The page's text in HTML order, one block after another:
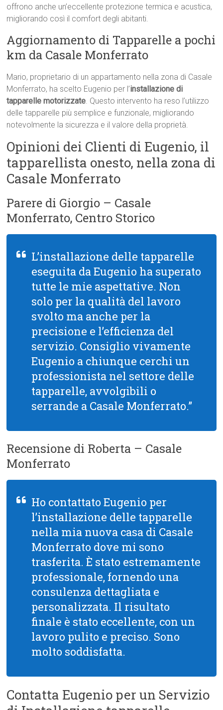
offrono anche un’eccellente protezione termica e acustica,
migliorando così il comfort degli abitanti.
Aggiornamento di Tapparelle a pochi
km da Casale Monferrato
Mario, proprietario di un appartamento nella zona di Casale
Monferrato, ha scelto Eugenio per l’installazione di
tapparelle motorizzate. Questo intervento ha reso l’utilizzo
delle tapparelle più semplice e funzionale, migliorando
notevolmente la sicurezza e il valore della proprietà.
Opinioni dei Clienti di Eugenio, il
tapparellista onesto, nella zona di
Casale Monferrato
Parere di Giorgio – Casale
Monferrato, Centro Storico
L’installazione delle tapparelle
eseguita da Eugenio ha superato
tutte le mie aspettative. Non
solo per la qualità del lavoro
svolto ma anche per la
precisione e l’efficienza del
servizio. Consiglio vivamente
Eugenio a chiunque cerchi un
professionista nel settore delle
tapparelle, avvolgibili o
serrande a Casale Monferrato.”
Recensione di Roberta – Casale
Monferrato
Ho contattato Eugenio per
l’installazione delle tapparelle
nella mia nuova casa di Casale
Monferrato dove mi sono
trasferita. È stato estremamente
professionale, fornendo una
consulenza dettagliata e
personalizzata. Il risultato
finale è stato eccellente, con un
lavoro pulito e preciso. Sono
molto soddisfatta.
Contatta Eugenio per un Servizio